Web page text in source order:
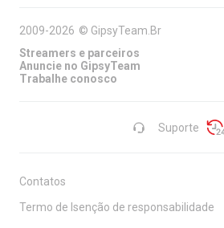
Suporte
2009-2026 © GipsyTeam.Br
Streamers e parceiros
Anuncie no GipsyTeam
Trabalhe conosco
Contatos
Termo de Isenção de responsabilidade